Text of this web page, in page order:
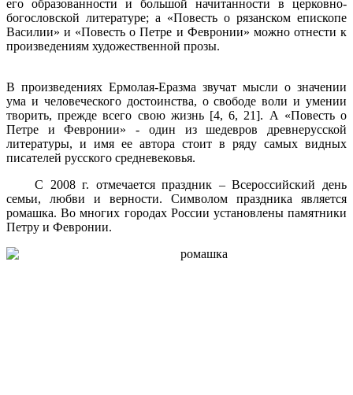
его образованности и большой начитанности в церковно-
богословской литературе; а «Повесть о рязанском епископе
Василии» и «Повесть о Петре и Февронии» можно отнести к
произведениям художественной прозы.
В произведениях Ермолая-Еразма звучат мысли о значении
ума и человеческого достоинства, о свободе воли и умении
творить, прежде всего свою жизнь [4, 6, 21]. А «Повесть о
Петре и Февронии» - один из шедевров древнерусской
литературы, и имя ее автора стоит в ряду самых видных
писателей русского средневековья.
С 2008 г. отмечается праздник – Всероссийский день
семьи, любви и верности. Символом праздника является
ромашка. Во многих городах России установлены памятники
Петру и Февронии.